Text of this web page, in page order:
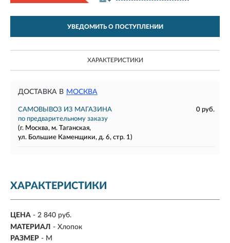
УВЕДОМИТЬ О ПОСТУПЛЕНИИ
ХАРАКТЕРИСТИКИ
ДОСТАВКА В МОСКВА
САМОВЫВОЗ ИЗ МАГАЗИНА
0 руб.
по предварительному заказу
(г. Москва, м. Таганская,
ул. Большие Каменщики, д. 6, стр. 1)
ХАРАКТЕРИСТИКИ
ЦЕНА - 2 840 руб.
МАТЕРИАЛ - Хлопок
РАЗМЕР - M